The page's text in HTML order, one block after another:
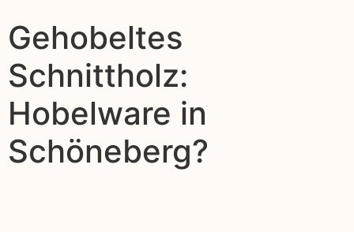
Gehobeltes
Schnittholz:
Hobelware in
Schöneberg?